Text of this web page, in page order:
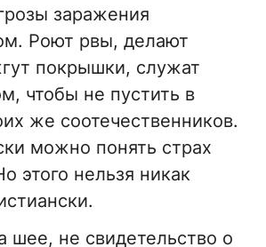
заражения
Роют рвы, делают
покрышки, служат
чтобы не пустить в
же соотечественников.
можно понять страх
этого нельзя никак
шее, не свидетельство о